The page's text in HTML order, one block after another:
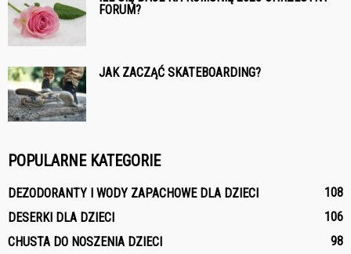
FORUM?
JAK ZACZĄĆ SKATEBOARDING?
POPULARNE KATEGORIE
DEZODORANTY I WODY ZAPACHOWE DLA DZIECI
108
DESERKI DLA DZIECI
106
CHUSTA DO NOSZENIA DZIECI
98